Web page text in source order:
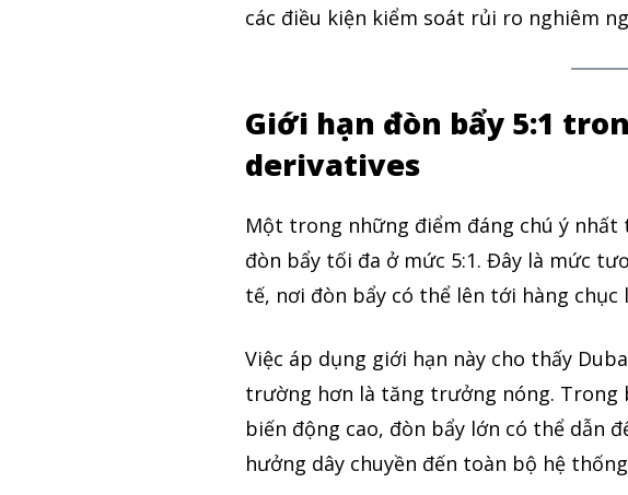
các điều kiện kiểm soát rủi ro nghiêm
Giới hạn đòn bẩy 5:1
derivatives
Một trong những điểm đáng chú ý nhất
đòn bẩy tối đa ở mức 5:1. Đây là mức
tế, nơi đòn bẩy có thể lên tới hàng chục
Việc áp dụng giới hạn này cho thấy
trường hơn là tăng trưởng nóng. Trong
biến động cao, đòn bẩy lớn có thể dẫn
hưởng dây chuyền đến toàn bộ hệ